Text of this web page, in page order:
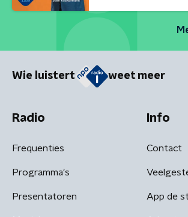
Wie luistert weet meer
Radio
Frequenties
Programma's
Presentatoren
Info
Contact
App de